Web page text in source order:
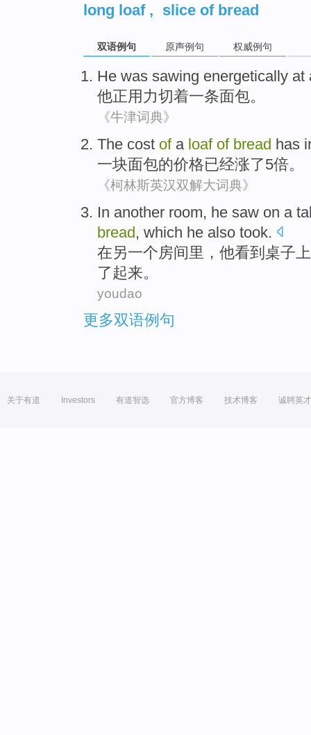
long loaf, slice of bread
双语例句 原声例句 权威例句
He was sawing energetically at
他正用力切着一条面包。
《牛津词典》
The cost of a loaf of bread has
一块面包的价格已经涨了5倍。
《柯林斯英汉双解大词典》
In another room, he saw on a
bread, which he also took.
在另一个房间里 ， 他看到 桌子 上
了起来。
youdao
更多双语例句
关于有道 Investors 有道智选 官方博客 技术博客 诚聘英才